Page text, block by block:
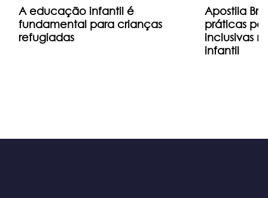
A educação infantil é
fundamental para crianças
refugiadas
Apostila
práticas
inclusivas
infantil